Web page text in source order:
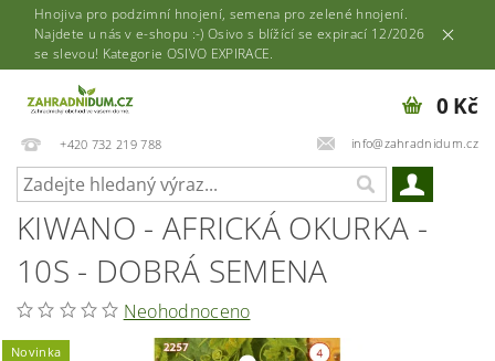
Hnojiva pro podzimní hnojení, semena pro zelené hnojení.
Najdete u nás v e-shopu :-) Osivo s blížící se expirací 12/2026
se slevou! Kategorie OSIVO EXPIRACE.
+420 732 219 788 info@zahradnidum.cz
0 Kč
KIWANO - AFRICKÁ OKURKA -
10S - DOBRÁ SEMENA
Neohodnoceno
Novinka